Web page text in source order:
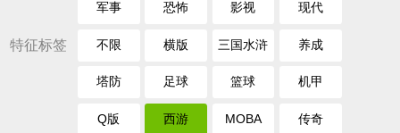
军事 恐怖 影视 现代
特征标签 不限 横版 三国水浒 养成
塔防 足球 篮球 机甲
Q版 西游 MOBA 传奇